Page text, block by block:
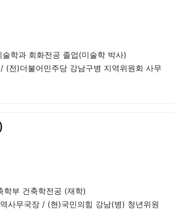
학과 회화전공 졸업(미술학 박사)
(전)더불어민주당 강남구병 지역위원회 사무
학부 건축학전공 (재학)
사무국장 / (현)국민의힘 강남(병) 청년위원